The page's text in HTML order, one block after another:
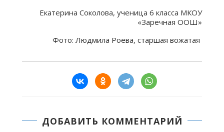
Екатерина Соколова, ученица 6 класса МКОУ
«Заречная ООШ»
Фото: Людмила Роева, старшая вожатая
ДОБАВИТЬ КОММЕНТАРИЙ